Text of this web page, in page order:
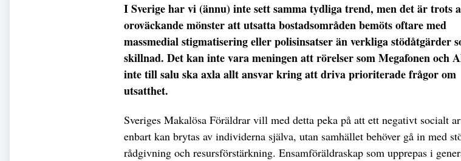
I Sverige har vi (ännu) inte sett samma tydliga trend, men det är trots
oroväckande mönster att utsatta bostadsområden bemöts oftare med
massmedial stigmatisering eller polisinsatser än verkliga stödåtgärder
skillnad. Det kan inte vara meningen att rörelser som Megafonen och
inte till salu ska axla allt ansvar kring att driva prioriterade frågor om
utsatthet.
Sveriges Makalösa Föräldrar vill med detta peka på att ett negativt socialt
enbart kan brytas av individerna själva, utan samhället behöver gå in med
rådgivning och resursförstärkning. Ensamföräldraskap som upprepas i